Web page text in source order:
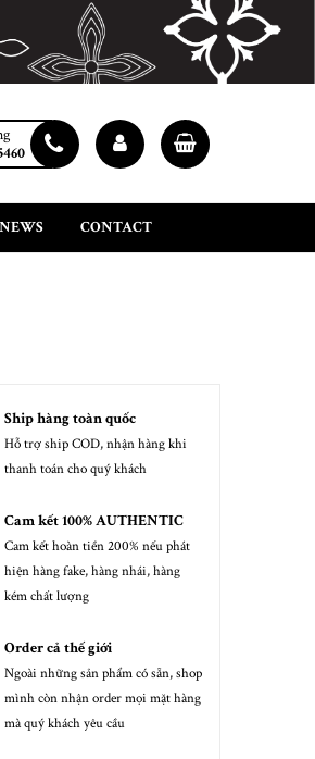
NEWS CONTACT
Ship hàng toàn quốc
Hỗ trợ ship COD, nhận hàng khi
thanh toán cho quý khách
Cam kết 100% AUTHENTIC
Cam kết hoàn tiền 200% nếu phát
hiện hàng fake, hàng nhái, hàng
kém chất lượng
Order cả thế giới
Ngoài những sản phẩm có sẵn, shop
mình còn nhận order mọi mặt hàng
mà quý khách yêu cầu